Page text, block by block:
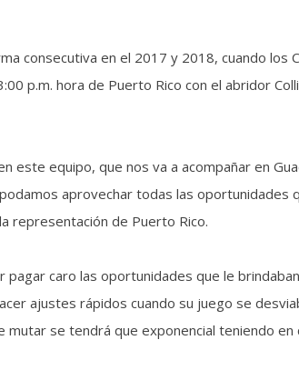
consecutiva en el 2017 y 2018, cuando los
p.m. hora de Puerto Rico con el abridor
este equipo, que nos va a acompañar en
aprovechar todas las oportunidades
representación de Puerto Rico.
caro las oportunidades que le
ajustes rápidos cuando su juego se
mutar se tendrá que exponencial teniendo en